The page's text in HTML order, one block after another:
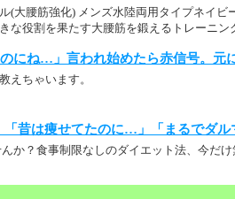
(大腰筋強化) メンズ水陸両用タイプネイ
な役割を果たす大腰筋を鍛えるトレーニン
のにね…」言われ始めたら赤信号。元
えちゃいます。
「昔は痩せてたのに…」「まるでダル
か？食事制限なしのダイエット法、今だけ